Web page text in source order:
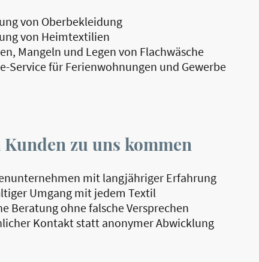
von Oberbekleidung
von Heimtextilien
Mangeln und Legen von Flachwäsche
Service für Ferienwohnungen und Gewerbe
zu uns kommen
mit langjähriger Erfahrung
Umgang mit jedem Textil
Beratung ohne falsche Versprechen
Kontakt statt anonymer Abwicklung